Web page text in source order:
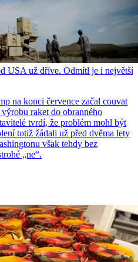
USA už dříve. Odmítl je i největší
na konci července začal couvat
raket do obranného
tvrdí, že problém mohl být
totiž žádali už před dvěma lety
však tehdy bez
„ne“.